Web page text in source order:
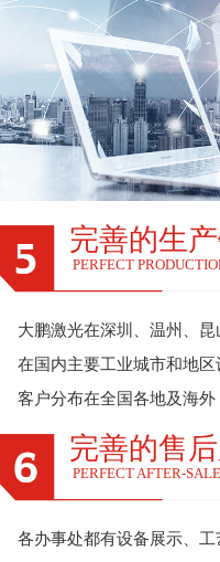
完善的生
PERFECT
大鹏激光在深圳、温州、
在国内主要工业城市和地
客户分布在全国各地及海
完善的售
PERFECT AFTER-
各办事处都有设备展示、